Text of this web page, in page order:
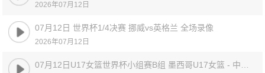
2026年07月12日
07月12日 世界杯1/4决赛 挪威vs英格兰 全场录像
2026年07月12日